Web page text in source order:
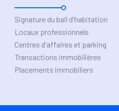
Signature du bail d'habitation
Locaux professionnels
Centres d'affaires et parking
Transactions immobilières
Placements immobiliers